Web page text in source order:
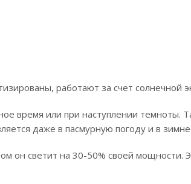
работают за счет солнечной
время или при наступлении темноты.
даже в пасмурную погоду и в
он светит на 30-50% своей мощности.